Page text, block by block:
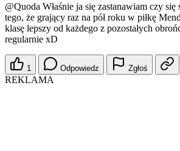
@Quoda Właśnie ja się zastanawiam czy się
tego, że grający raz na pół roku w piłkę
klasę lepszy od każdego z pozostałych
regularnie xD
1 Odpowiedz Zgłoś
REKLAMA